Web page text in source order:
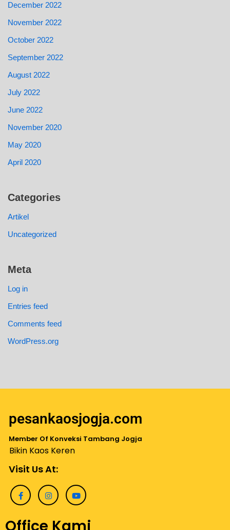
December 2022
November 2022
October 2022
September 2022
August 2022
July 2022
June 2022
November 2020
May 2020
April 2020
Categories
Artikel
Uncategorized
Meta
Log in
Entries feed
Comments feed
WordPress.org
pesankaosjogja.com
Member Of Konveksi Tambang Jogja
Bikin Kaos Keren
Visit Us At: